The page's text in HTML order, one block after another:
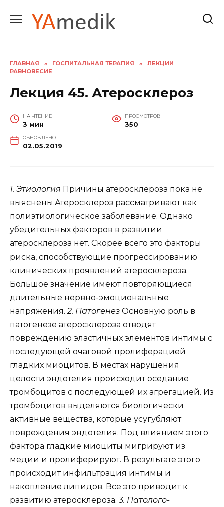
содержанию
ГЛАВНАЯ » ГОСПИТАЛЬНАЯ ТЕРАПИЯ »
ЛЕКЦИИ
РАВНОВЕСИЕ
Лекция 45. Атеросклероз
НА ЧТЕНИЕ
3 мин
ПРОСМОТРОВ
350
ОБНОВЛЕНО
02.05.2019
1. Этиология Причины атеросклероза пока не
выяснены.Атеросклероз рассматривают как
полиэтиологическое заболевание. Однако
убедительных факторов в развитии
атеросклероза нет. Скорее всего это факторы
риска, способствующие прогрессированию
клинических проявлений атеросклероза.
Большое значение имеют повторяющиеся
длительные нервно-эмоциональные
напряжения. 2. Патогенез Основную роль в
патогенезе атеросклероза отводят
повреждению эластичных элементов интимы с
последующей очаговой пролиферацией
гладких миоцитов. В местах нарушения
целости эндотелия происходит оседание
тромбоцитов с последующей их агрегацией. Из
тромбоцитов выделяются биологически
активные вещества, которые усугубляют
повреждения эндотелия. Под влиянием этого
фактора гладкие миоциты мигрируют из
медии и пролиферируют. В результате этого
происходит инфильтрация интимы и
накопление липидов. Все это приводит к
развитию атеросклероза.3. Патолого-